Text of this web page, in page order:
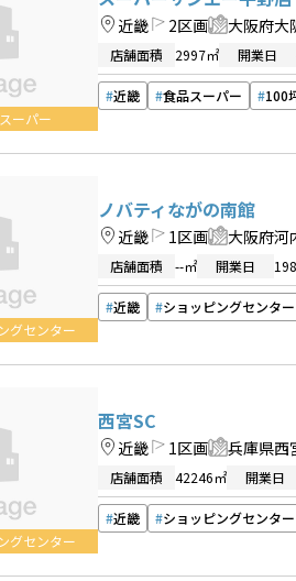
ーパー
近畿 2区画 大阪府大
店舗面積 2997㎡ 開業日
近畿 食品スーパー 100
グセンター
ノバティながの南館
近畿 1区画 大阪府河
店舗面積 --㎡ 開業日
近畿 ショッピングセンター
グセンター
西宮SC
近畿 1区画 兵庫県西
店舗面積 42246㎡ 開業日
近畿 ショッピングセンター